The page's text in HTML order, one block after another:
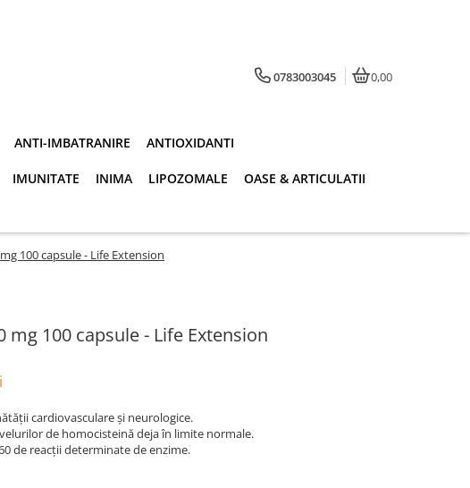
0783003045 0,00
ANTI-IMBATRANIRE ANTIOXIDANTI
IMUNITATE INIMA LIPOZOMALE OASE & ARTICULATII
100 capsule - Life Extension
mg 100 capsule - Life Extension
cardiovasculare și neurologice.
de homocisteină deja în limite normale.
de reacții determinate de enzime.